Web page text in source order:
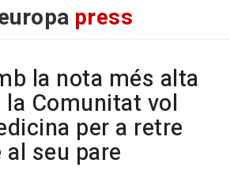
press
la nota més alta
la Comunitat vol
per a retre
seu pare